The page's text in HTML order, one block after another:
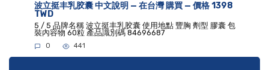
波立挺丰乳胶囊 中文說明 — 在台灣 購買 — 價格 1398
TWD
5 / 5 品牌名稱 波立挺丰乳胶囊 使用地點 豐胸 劑型 膠囊 包
裝內容物 60粒 產品識別碼 84696687
0 441